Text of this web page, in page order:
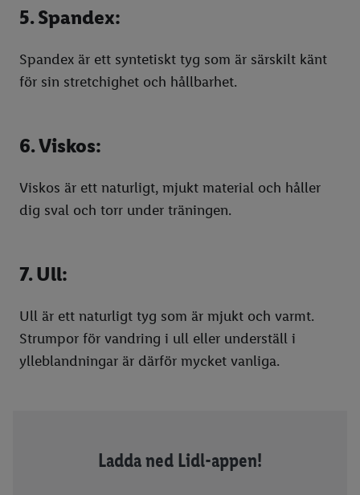
5. Spandex:
Spandex är ett syntetiskt tyg som är särskilt känt
för sin stretchighet och hållbarhet.
6. Viskos:
Viskos är ett naturligt, mjukt material och håller
dig sval och torr under träningen.
7. Ull:
Ull är ett naturligt tyg som är mjukt och varmt.
Strumpor för vandring i ull eller underställ i
ylleblandningar är därför mycket vanliga.
Ladda ned Lidl-appen!